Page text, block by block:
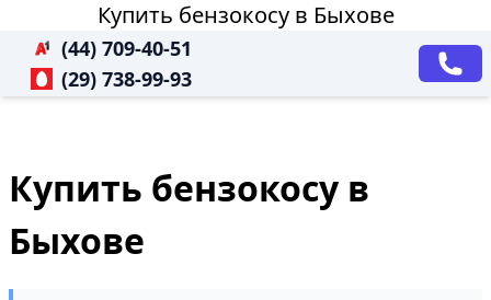
Купить бензокосу в Быхове
(44) 709-40-51
(29) 738-99-93
Купить бензокосу в
Быхове